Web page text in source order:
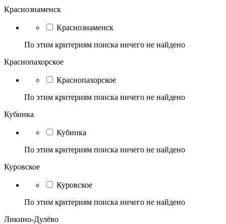
Краснознаменск
Краснознаменск
По этим критериям поиска ничего не найдено
Краснопахорское
Краснопахорское
По этим критериям поиска ничего не найдено
Кубинка
Кубинка
По этим критериям поиска ничего не найдено
Куровское
Куровское
По этим критериям поиска ничего не найдено
Ликино-Дулёво